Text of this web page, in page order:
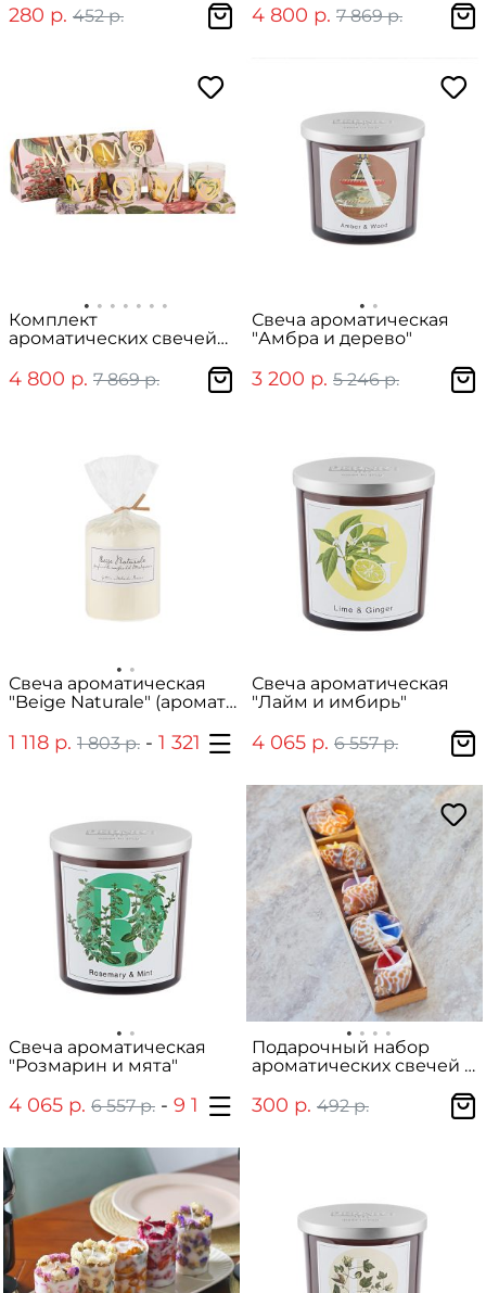
280 р. 452 р. 4 800 р. 7 869 р.
Комплект
ароматических свечей
4 800 р. 7 869 р.
Свеча ароматическая
"Амбра и дерево"
3 200 р. 5 246 р.
Свеча ароматическая
"Beige Naturale" (аромат
1 118 р. 1 803 р. - 1 321 р. 2 131 р.
Свеча ароматическая
"Лайм и имбирь"
4 065 р. 6 557 р.
Свеча ароматическая
"Розмарин и мята"
4 065 р. 6 557 р. - 9 147 р. 14 754 р.
Подарочный набор
ароматических свечей в
300 р. 492 р.